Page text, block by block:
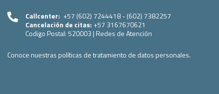
Callcenter: +57 (602) 7244418 - (602) 7382257
Cancelación de citas: +57 3167670621
Codigo Postal:520003 | Redes de Atención
Conoce nuestras políticas de tratamiento de datos personales.